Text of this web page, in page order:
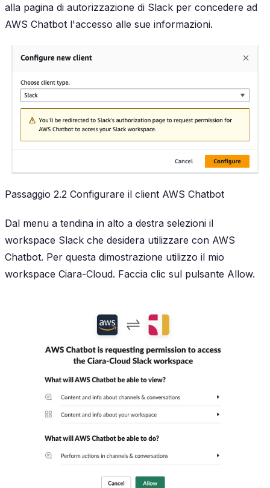
alla pagina di autorizzazione di Slack per concedere ad
AWS Chatbot l'accesso alle sue informazioni.
Passaggio 2.2 Configurare il client AWS Chatbot
Dal menu a tendina in alto a destra selezioni il
workspace Slack che desidera utilizzare con AWS
Chatbot. Per questa dimostrazione utilizzo il mio
workspace Ciara-Cloud. Faccia clic sul pulsante Allow.